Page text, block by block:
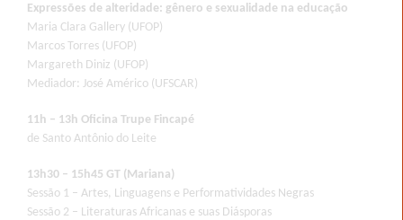
Expressões de alteridade: gênero e sexualidade na educação
Maria Clara Gallery (UFOP)
Marcos Torres (UFOP)
Margareth Diniz (UFOP)
Mediador: José Américo (UFSCAR)
11h – 13h Oficina Trupe Fincapé
de Santo Antônio do Leite
13h30 – 15h45 GT (Mariana)
Sessão 1 – Artes, Linguagens e Performatividades Negras
Sessão 2 – Literaturas Africanas e suas Diásporas